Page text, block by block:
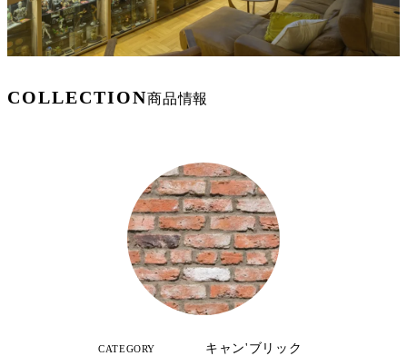
COLLECTION商品情報
CATEGORY キャン'ブリック